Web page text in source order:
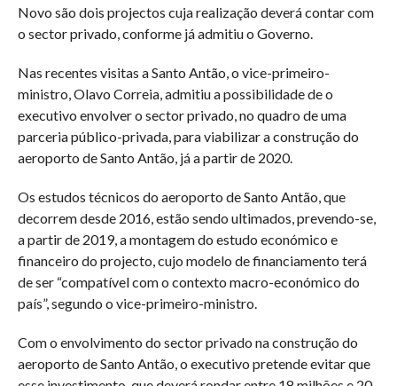
Novo são dois projectos cuja realização deverá contar com
o sector privado, conforme já admitiu o Governo.
Nas recentes visitas a Santo Antão, o vice-primeiro-
ministro, Olavo Correia, admitiu a possibilidade de o
executivo envolver o sector privado, no quadro de uma
parceria público-privada, para viabilizar a construção do
aeroporto de Santo Antão, já a partir de 2020.
Os estudos técnicos do aeroporto de Santo Antão, que
decorrem desde 2016, estão sendo ultimados, prevendo-se,
a partir de 2019, a montagem do estudo económico e
financeiro do projecto, cujo modelo de financiamento terá
de ser “compatível com o contexto macro-económico do
país”, segundo o vice-primeiro-ministro.
Com o envolvimento do sector privado na construção do
aeroporto de Santo Antão, o executivo pretende evitar que